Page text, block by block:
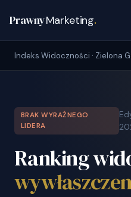
PrawnyMarketing.
Indeks Widoczności · Zielona
BRAK WYRAŹNEGO
LIDERA
Ranking